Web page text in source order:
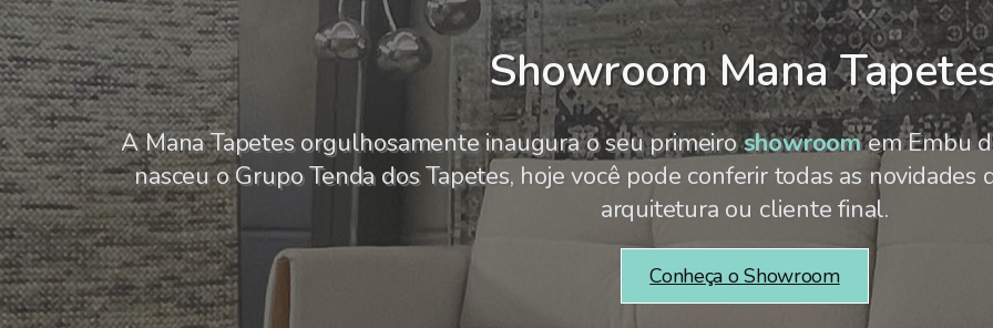
Showroom Mana
A Mana Tapetes orgulhosamente inaugura o seu primeiroshowroomem Embu
nasceu o Grupo Tenda dos Tapetes, hoje você pode conferir todas as novidades
arquitetura ou cliente final.
Conheça o Showroom